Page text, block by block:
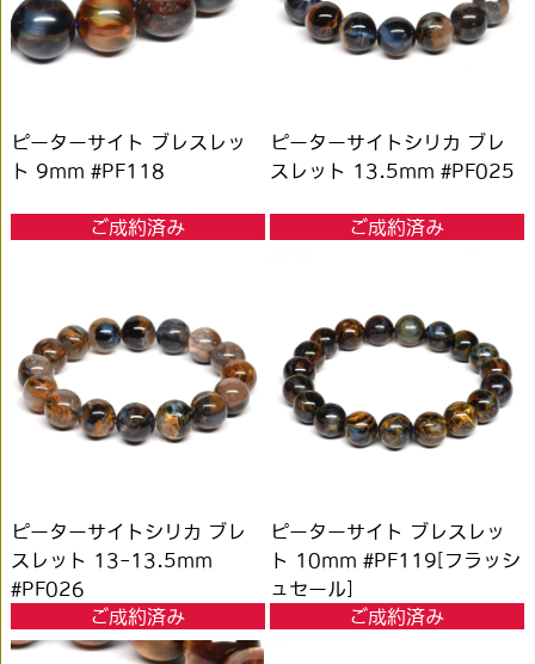
ピーターサイト ブレスレッ
ト 9mm #PF118
ご成約済み
ピーターサイトシリカ ブレ
スレット 13.5mm #PF025
ご成約済み
ピーターサイトシリカ ブレ
スレット 13-13.5mm
#PF026
ご成約済み
ピーターサイト ブレスレッ
ト 10mm #PF119[フラッシ
ュセール]
ご成約済み